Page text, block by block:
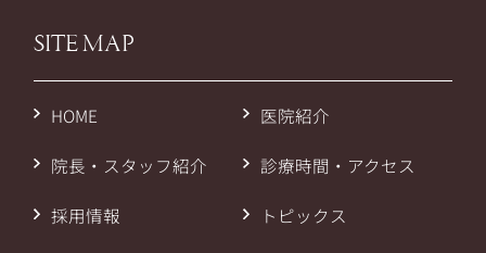
SITE MAP
HOME 医院紹介
院長・スタッフ紹介 診療時間・アクセス
採用情報 トピックス